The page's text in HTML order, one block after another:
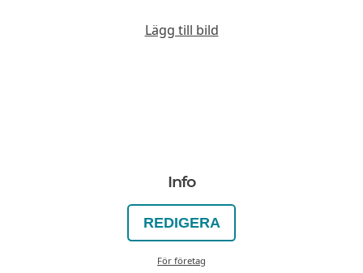
Lägg till bild
Info
REDIGERA
För företag